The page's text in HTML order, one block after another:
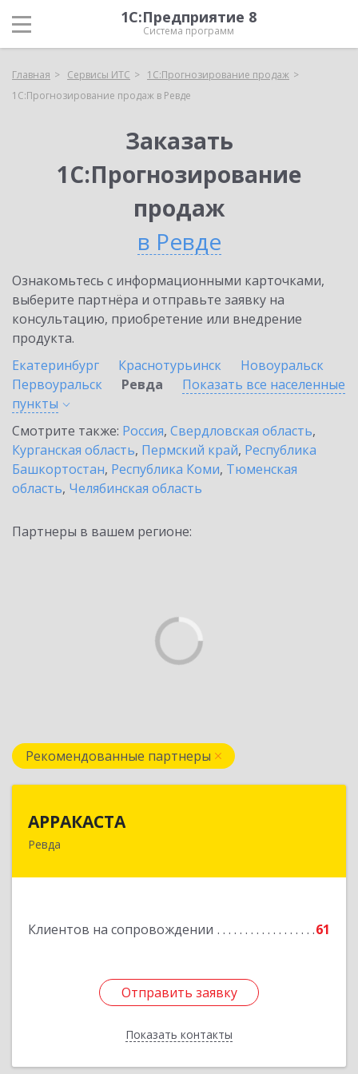
1С:Предприятие 8
Система программ
Главная Сервисы ИТС
1С:Прогнозирование продаж
1С:Прогнозирование продаж в Ревде
Заказать
1С:Прогнозирование
продаж
в Ревде
Ознакомьтесь с информационными карточками,
выберите партнёра и отправьте заявку на
консультацию, приобретение или внедрение
продукта.
Екатеринбург
Краснотурьинск
Новоуральск
Первоуральск
Ревда
Показать все населенные
пункты
Смотрите также: Россия, Свердловская область,
Курганская область, Пермский край, Республика
Башкортостан, Республика Коми, Тюменская
область, Челябинская область
Партнеры в вашем регионе:
Рекомендованные партнеры
АРРАКАСТА
Ревда
Клиентов на сопровождении 61
Отправить заявку
Показать контакты
623286, Свердловская обл, Ревда г, Азина ул,
Отправить заявку
Назад